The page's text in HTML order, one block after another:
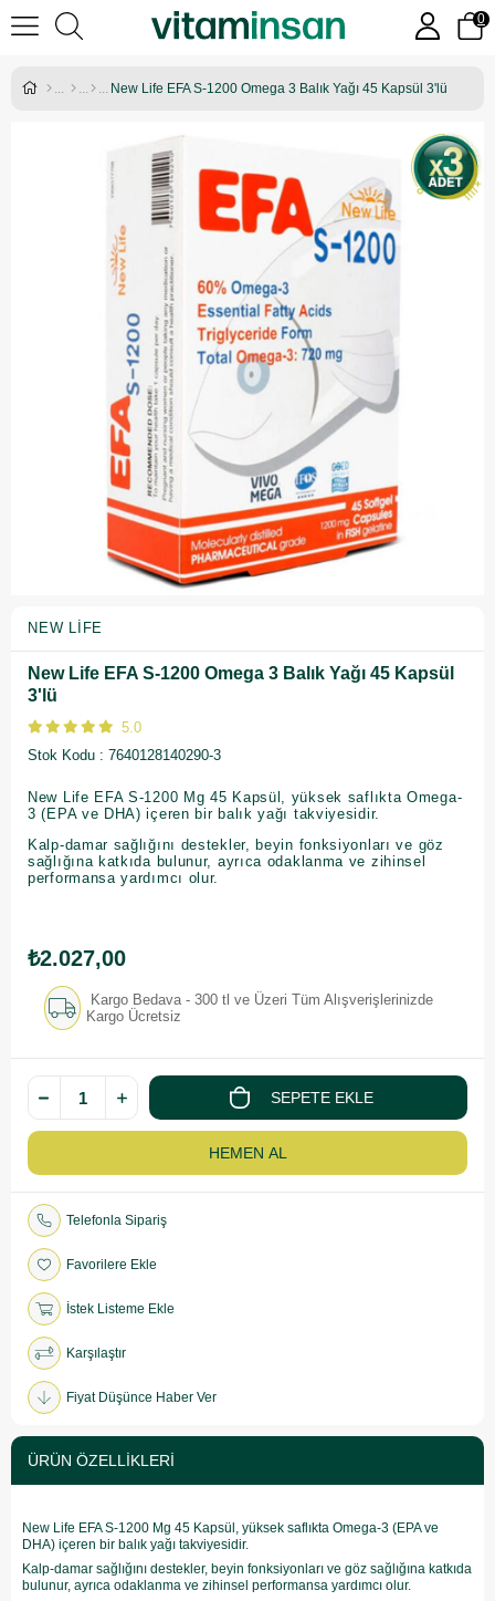
0
New Life EFA S-1200 Omega 3 Balık Yağı 45 Kapsül 3'lü
NEW LIFE
New Life EFA S-1200 Omega 3 Balık Yağı 45 Kapsül
3'lü
5.0
Stok Kodu
7640128140290-3
New Life EFA S-1200 Mg 45 Kapsül, yüksek saflıkta Omega-
3 (EPA ve DHA) içeren bir balık yağı takviyesidir.
Kalp-damar sağlığını destekler, beyin fonksiyonları ve göz
sağlığına katkıda bulunur, ayrıca odaklanma ve zihinsel
performansa yardımcı olur.
₺2.027,00
Kargo Bedava - 300 tl ve Üzeri Tüm Alışverişlerinizde
Kargo Ücretsiz
Telefonla Sipariş
Favorilere Ekle
İstek Listeme Ekle
Karşılaştır
Fiyat Düşünce Haber Ver
ÜRÜN ÖZELLIKLERI
New Life EFA S-1200 Mg 45 Kapsül, yüksek saflıkta Omega-3 (EPA ve
DHA) içeren bir balık yağı takviyesidir.
Kalp-damar sağlığını destekler, beyin fonksiyonları ve göz sağlığına katkıda
bulunur, ayrıca odaklanma ve zihinsel performansa yardımcı olur.